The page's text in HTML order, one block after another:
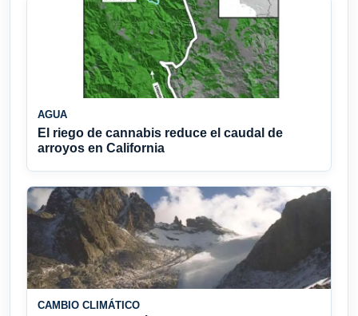
AGUA
El riego de cannabis reduce el caudal de
arroyos en California
CAMBIO CLIMÁTICO